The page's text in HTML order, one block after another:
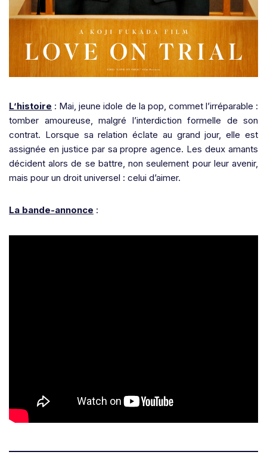
L’histoire : Mai, jeune idole de la pop, commet l’irréparable :
tomber amoureuse, malgré l’interdiction formelle de son
contrat. Lorsque sa relation éclate au grand jour, elle est
assignée en justice par sa propre agence. Les deux amants
décident alors de se battre, non seulement pour leur avenir,
mais pour un droit universel : celui d’aimer.
La bande-annonce :